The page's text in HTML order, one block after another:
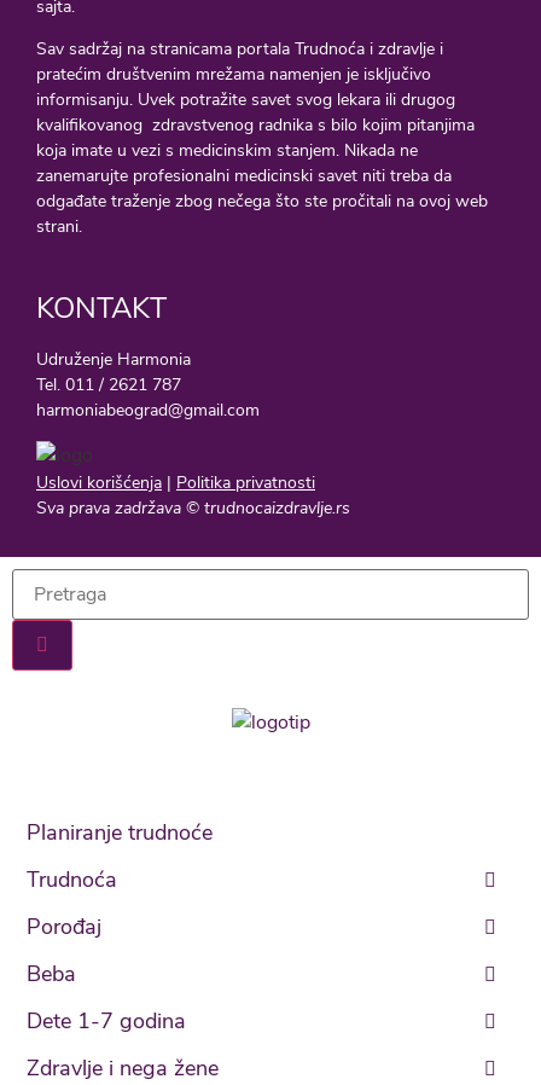
sajta.
Sav sadržaj na stranicama portala Trudnoća i zdravlje i
pratećim društvenim mrežama namenjen je isključivo
informisanju. Uvek potražite savet svog lekara ili drugog
kvalifikovanog zdravstvenog radnika s bilo kojim pitanjima
koja imate u vezi s medicinskim stanjem. Nikada ne
zanemarujte profesionalni medicinski savet niti treba da
odgađate traženje zbog nečega što ste pročitali na ovoj web
strani.
KONTAKT
Udruženje Harmonia
Tel. 011 / 2621 787
harmoniabeograd@gmail.com
Uslovi korišćenja | Politika privatnosti
Sva prava zadržava © trudnocaizdravlje.rs
Planiranje trudnoće
Trudnoća
Porođaj
Beba
Dete 1-7 godina
Zdravlje i nega žene